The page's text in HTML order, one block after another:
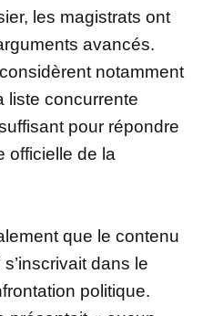
les magistrats ont
avancés.
notamment
liste concurrente
pour répondre
officielle de la
que le contenu
dans le
politique.